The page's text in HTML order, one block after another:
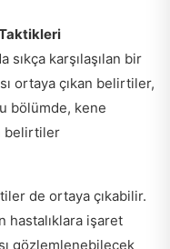
Taktikleri
sıkça karşılaşılan bir
ortaya çıkan belirtiler,
bölümde, kene
belirtiler
de ortaya çıkabilir.
hastalıklara işaret
gözlemlenebilecek